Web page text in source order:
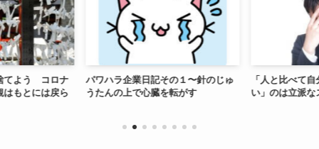
てよう コロナ
もとには戻ら
パワハラ企業日記その１〜針のじゅ
うたんの上で心臓を転がす
「人と比べて自
い」のは立派な